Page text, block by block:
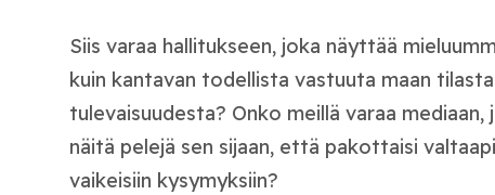
Siis varaa hallitukseen, joka näyttää
kuin kantavan todellista vastuuta maan
tulevaisuudesta? Onko meillä varaa
näitä pelejä sen sijaan, että pakottaisi
vaikeisiin kysymyksiin?